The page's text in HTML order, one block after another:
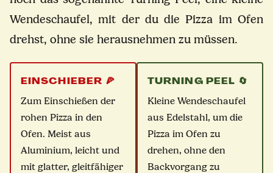
Wendeschaufel, mit der du die Pizza im Ofen
drehst, ohne sie herausnehmen zu müssen.
EINSCHIEBER 🍕
Zum Einschießen der
rohen Pizza in den
Ofen. Meist aus
Aluminium, leicht und
mit glatter, gleitfähiger
TURNING PEEL 🔄
Kleine Wendeschaufel
aus Edelstahl, um die
Pizza im Ofen zu
drehen, ohne den
Backvorgang zu